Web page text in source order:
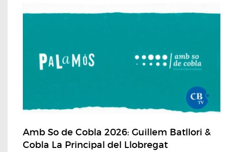
Amb So de Cobla 2026: Guillem Batllori &
Cobla La Principal del Llobregat